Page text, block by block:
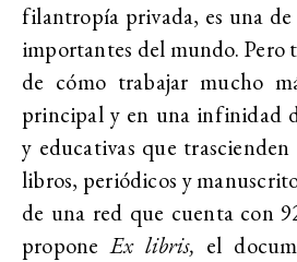
filantropía privada, es una de
importantes del mundo. Pero
de cómo trabajar mucho
principal y en una infinidad
y educativas que
libros, periódicos y
de una red que cuenta con
proponeEx libris, el